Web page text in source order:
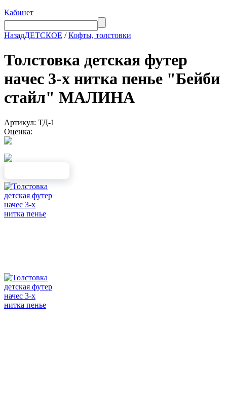
Кабинет
НазадДЕТСКОЕ /Кофты, толстовки
Толстовка детская футер
начес 3-х нитка пенье "Бейби
стайл" МАЛИНА
Артикул: ТД-1
Оценка: